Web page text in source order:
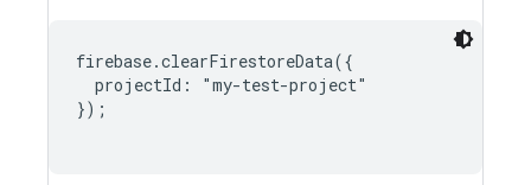
firebase.clearFirestoreData({
  projectId: "my-test-project"
});